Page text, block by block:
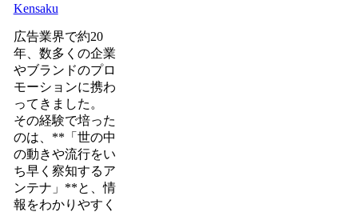
Kensaku
広告業界で約20
年、数多くの企業
やブランドのプロ
モーションに携わ
ってきました。
その経験で培った
のは、**「世の中
の動きや流行をい
ち早く察知するア
ンテナ」**と、情
報をわかりやすく